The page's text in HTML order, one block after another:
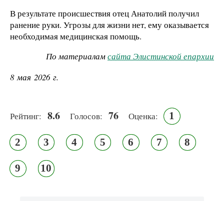
В результате происшествия отец Анатолий получил
ранение руки. Угрозы для жизни нет, ему оказывается
необходимая медицинская помощь.
По материаламсайта Элистинской епархии
8 мая 2026 г.
Рейтинг: 8.6 Голосов: 76 Оценка: 1
2 3 4 5 6 7 8
9 10